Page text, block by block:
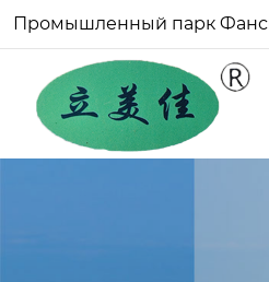
Промышленный парк